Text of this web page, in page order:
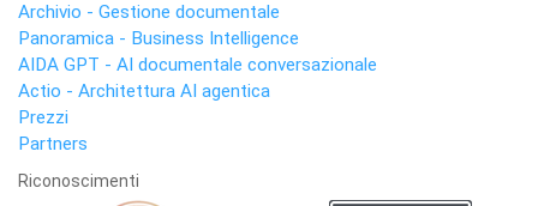
Archivio - Gestione documentale
Panoramica - Business Intelligence
AIDA GPT - AI documentale conversazionale
Actio - Architettura AI agentica
Prezzi
Partners
Riconoscimenti